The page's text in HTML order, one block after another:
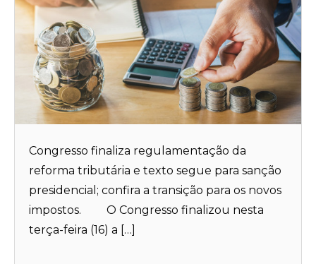
Congresso finaliza regulamentação da
reforma tributária e texto segue para sanção
presidencial; confira a transição para os novos
impostos. O Congresso finalizou nesta
terça-feira (16) a […]